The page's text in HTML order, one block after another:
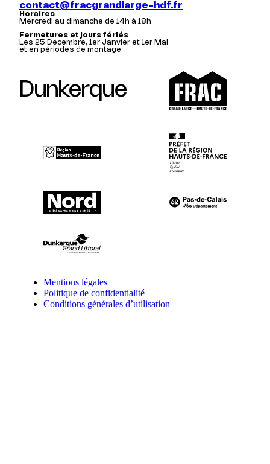
contact@fracgrandlarge-hdf.fr
Horaires
Mercredi au dimanche de 14h à 18h
Fermetures et jours fériés
Les 25 Décembre, 1er Janvier et 1er Mai
et en périodes de montage
Dunkerque
Mentions légales
Politique de confidentialité
Conditions générales d’utilisation